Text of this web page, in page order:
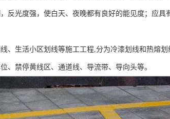
反光度强，使白天、夜晚都有良好的能见度；应具
、生活小区划线等施工工程,分为冷漆划线和热熔划
、禁停黄线区、通道线、导流带、导向头等。